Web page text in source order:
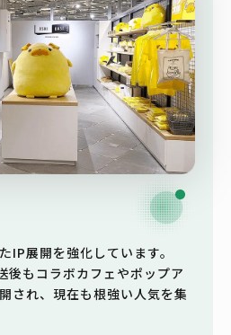
IP展開を強化しています。
後もコラボカフェやポップア
され、現在も根強い人気を集